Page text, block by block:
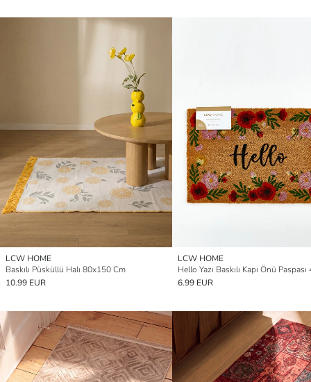
LCW HOME
Baskılı Püsküllü Halı 80x150 Cm
10.99 EUR
LCW HOME
6.99 EUR